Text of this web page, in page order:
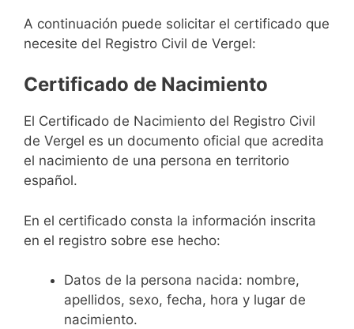
A continuación puede solicitar el certificado que
necesite del Registro Civil de Vergel:
Certificado de Nacimiento
El Certificado de Nacimiento del Registro Civil
de Vergel es un documento oficial que acredita
el nacimiento de una persona en territorio
español.
En el certificado consta la información inscrita
en el registro sobre ese hecho:
Datos de la persona nacida: nombre,
apellidos, sexo, fecha, hora y lugar de
nacimiento.